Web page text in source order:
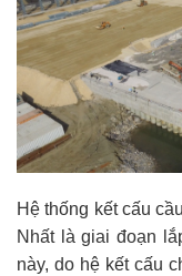
Hệ thống kết cấu
Nhất là giai đoạn
này, do hệ kết cấu